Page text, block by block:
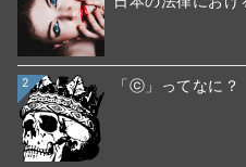
2 「ⓒ」ってなに？